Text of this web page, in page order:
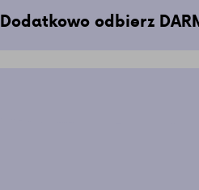
Dodatkowo odbierz